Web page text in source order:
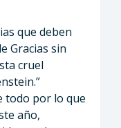
que deben
Gracias sin
cruel
todo por lo que
año,